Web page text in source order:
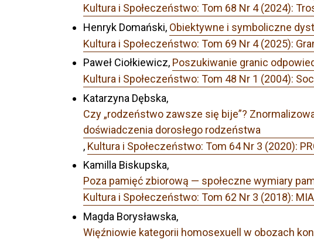
Kultura i Społeczeństwo: Tom 68 Nr 4 (2024):
Henryk Domański, Obiektywne i symboliczne
Kultura i Społeczeństwo: Tom 69 Nr 4 (2025):
Paweł Ciołkiewicz, Poszukiwanie granic
Kultura i Społeczeństwo: Tom 48 Nr 1 (2004):
Katarzyna Dębska,
Czy „rodzeństwo zawsze się bije”?
doświadczenia dorosłego rodzeństwa
, Kultura i Społeczeństwo: Tom 64 Nr 3 (2020):
Kamilla Biskupska,
Poza pamięć zbiorową — społeczne wymiary
Kultura i Społeczeństwo: Tom 62 Nr 3 (2018):
Magda Borysławska,
Więźniowie kategorii homosexuell w obozach